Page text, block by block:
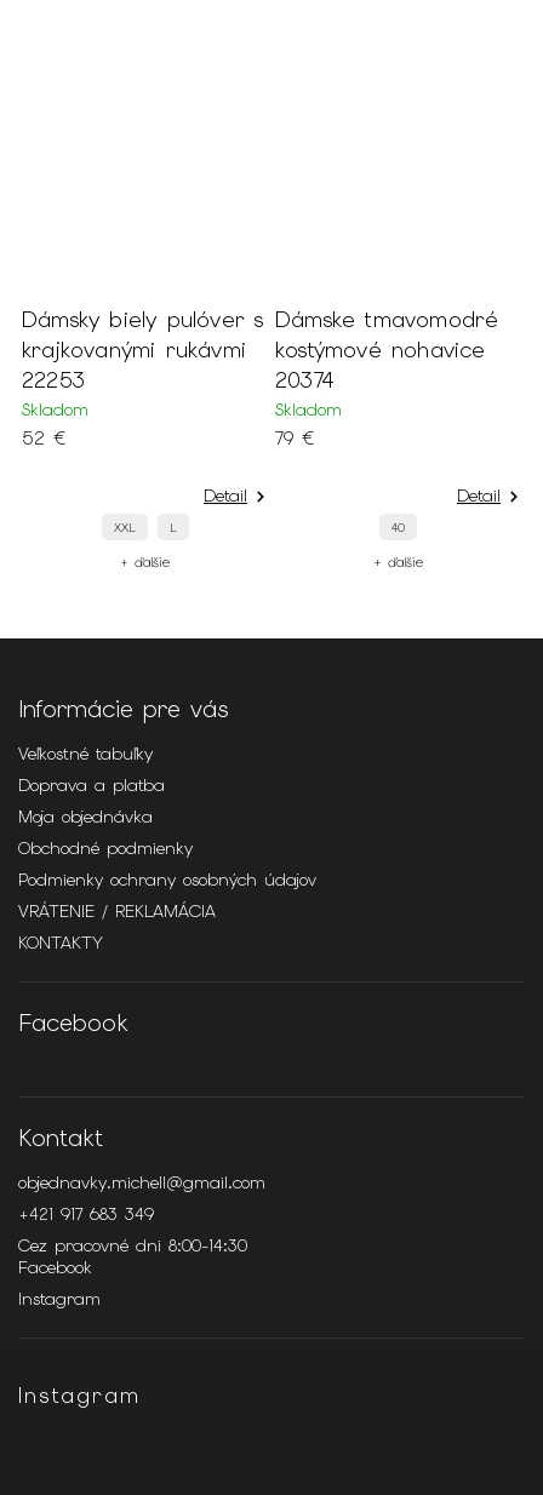
Dámsky biely pulóver s
krajkovanými rukávmi
22253
Skladom
52 €
Detail
XXL L
+ ďalšie
Dámske tmavomodré
kostýmové nohavice
20374
Skladom
79 €
Detail
40
+ ďalšie
Informácie pre vás
Veľkostné tabuľky
Doprava a platba
Moja objednávka
Obchodné podmienky
Podmienky ochrany osobných údajov
VRÁTENIE / REKLAMÁCIA
KONTAKTY
Facebook
Kontakt
objednavky.michell@gmail.com
+421 917 683 349
Cez pracovné dni 8:00-14:30
Facebook
Instagram
Instagram